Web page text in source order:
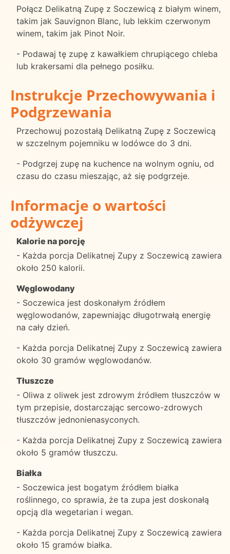
Połącz Delikatną Zupę z Soczewicą z białym winem,
takim jak Sauvignon Blanc, lub lekkim czerwonym
winem, takim jak Pinot Noir.
- Podawaj tę zupę z kawałkiem chrupiącego chleba
lub krakersami dla pełnego posiłku.
Instrukcje Przechowywania i
Podgrzewania
Przechowuj pozostałą Delikatną Zupę z Soczewicą
w szczelnym pojemniku w lodówce do 3 dni.
- Podgrzej zupę na kuchence na wolnym ogniu, od
czasu do czasu mieszając, aż się podgrzeje.
Informacje o wartości
odżywczej
Kalorie na porcję
- Każda porcja Delikatnej Zupy z Soczewicą zawiera
około 250 kalorii.
Węglowodany
- Soczewica jest doskonałym źródłem
węglowodanów, zapewniając długotrwałą energię
na cały dzień.
- Każda porcja Delikatnej Zupy z Soczewicą zawiera
około 30 gramów węglowodanów.
Tłuszcze
- Oliwa z oliwek jest zdrowym źródłem tłuszczów w
tym przepisie, dostarczając sercowo-zdrowych
tłuszczów jednonienasyconych.
- Każda porcja Delikatnej Zupy z Soczewicą zawiera
około 5 gramów tłuszczu.
Białka
- Soczewica jest bogatym źródłem białka
roślinnego, co sprawia, że ta zupa jest doskonałą
opcją dla wegetarian i wegan.
- Każda porcja Delikatnej Zupy z Soczewicą zawiera
około 15 gramów białka.